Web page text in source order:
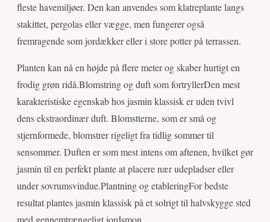
fleste havemiljøer. Den kan anvendes som klatreplante langs
stakittet, pergolas eller vægge, men fungerer også
fremragende som jordækker eller i store potter på terrassen.
Planten kan nå en højde på flere meter og skaber hurtigt en
frodig grøn ridå.Blomstring og duft som fortryllerDen mest
karakteristiske egenskab hos jasmin klassisk er uden tvivl
dens ekstraordinær duft. Blomstterne, som er små og
stjernformede, blomstrer rigeligt fra tidlig sommer til
sensommer. Duften er som mest intens om aftenen, hvilket gør
jasmin til en perfekt plante at placere nær udepladser eller
under sovrumsvindue.Plantning og etableringFor bedste
resultat plantes jasmin klassisk på et solrigt til halvskygge sted